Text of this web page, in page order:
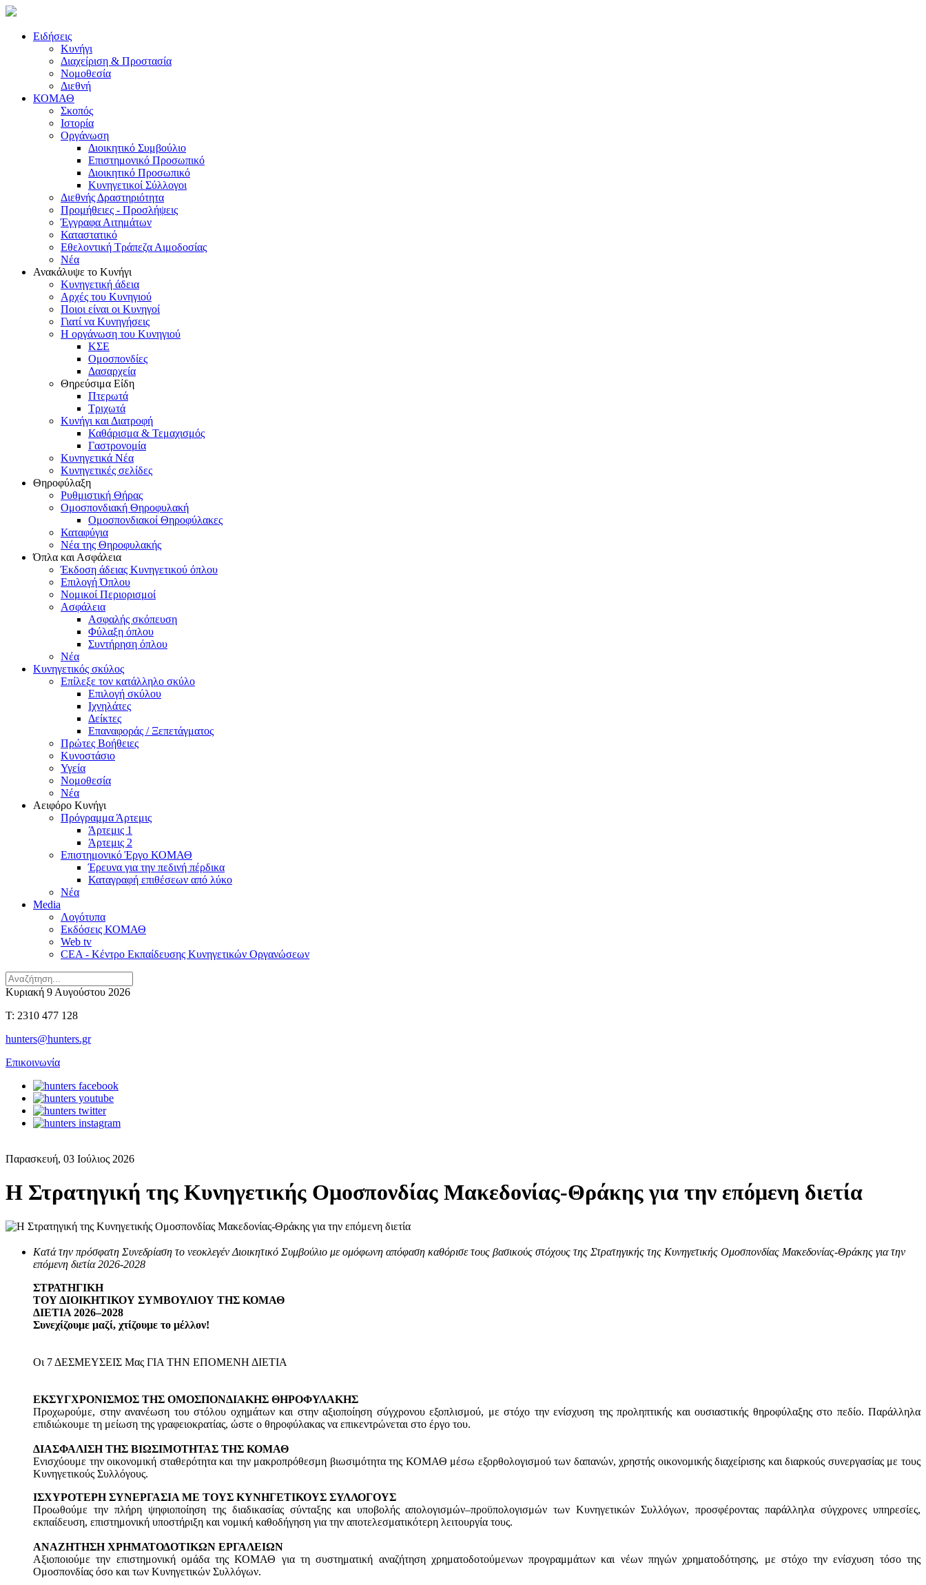
Ειδήσεις
Κυνήγι
Διαχείριση & Προστασία
Νομοθεσία
Διεθνή
ΚΟΜΑΘ
Σκοπός
Ιστορία
Οργάνωση
Διοικητικό Συμβούλιο
Επιστημονικό Προσωπικό
Διοικητικό Προσωπικό
Κυνηγετικοί Σύλλογοι
Διεθνής Δραστηριότητα
Προμήθειες - Προσλήψεις
Έγγραφα Αιτημάτων
Καταστατικό
Εθελοντική Τράπεζα Αιμοδοσίας
Νέα
Ανακάλυψε το Κυνήγι
Κυνηγετική άδεια
Αρχές του Κυνηγιού
Ποιοι είναι οι Κυνηγοί
Γιατί να Κυνηγήσεις
Η οργάνωση του Κυνηγιού
ΚΣΕ
Ομοσπονδίες
Δασαρχεία
Θηρεύσιμα Είδη
Πτερωτά
Τριχωτά
Κυνήγι και Διατροφή
Καθάρισμα & Τεμαχισμός
Γαστρονομία
Κυνηγετικά Νέα
Κυνηγετικές σελίδες
Θηροφύλαξη
Ρυθμιστική Θήρας
Ομοσπονδιακή Θηροφυλακή
Oμοσπονδιακοί Θηροφύλακες
Καταφύγια
Νέα της Θηροφυλακής
Όπλα και Ασφάλεια
Έκδοση άδειας Κυνηγετικού όπλου
Επιλογή Όπλου
Νομικοί Περιορισμοί
Ασφάλεια
Ασφαλής σκόπευση
Φύλαξη όπλου
Συντήρηση όπλου
Νέα
Κυνηγετικός σκύλος
Επίλεξε τον κατάλληλο σκύλο
Επιλογή σκύλου
Ιχνηλάτες
Δείκτες
Επαναφοράς / Ξεπετάγματος
Πρώτες Βοήθειες
Κυνοστάσιο
Υγεία
Νομοθεσία
Νέα
Αειφόρο Κυνήγι
Πρόγραμμα Άρτεμις
Άρτεμις 1
Άρτεμις 2
Επιστημονικό Έργο ΚΟΜΑΘ
Έρευνα για την πεδινή πέρδικα
Καταγραφή επιθέσεων από λύκο
Νέα
Media
Λογότυπα
Εκδόσεις ΚΟΜΑΘ
Web tv
CEA - Κέντρο Εκπαίδευσης Κυνηγετικών Οργανώσεων
Κυριακή 9 Αυγούστου 2026
T: 2310 477 128
hunters@hunters.gr
Επικοινωνία
Παρασκευή, 03 Ιούλιος 2026
Η Στρατηγική της Κυνηγετικής Ομοσπονδίας Μακεδονίας-Θράκης για την επόμενη διετία
Κατά την πρόσφατη Συνεδρίαση το νεοκλεγέν Διοικητικό Συμβούλιο με ομόφωνη απόφαση καθόρισε τους βασικούς στόχους της Στρατηγικής της Κυνηγετικής Ομοσπονδίας Μακεδονίας-Θράκης για την
επόμενη διετία 2026-2028
ΣΤΡΑΤΗΓΙΚΗ
ΤΟΥ ΔΙΟΙΚΗΤΙΚΟΥ ΣΥΜΒΟΥΛΙΟΥ ΤΗΣ ΚΟΜΑΘ
ΔΙΕΤΙΑ 2026–2028
Συνεχίζουμε μαζί, χτίζουμε το μέλλον!
Οι 7 ΔΕΣΜΕΥΣΕΙΣ Μας ΓΙΑ ΤΗΝ ΕΠΟΜΕΝΗ ΔΙΕΤΙΑ
ΕΚΣΥΓΧΡΟΝΙΣΜΟΣ ΤΗΣ ΟΜΟΣΠΟΝΔΙΑΚΗΣ ΘΗΡΟΦΥΛΑΚΗΣ
Προχωρούμε, στην ανανέωση του στόλου οχημάτων και στην αξιοποίηση σύγχρονου εξοπλισμού, με στόχο την ενίσχυση της προληπτικής και ουσιαστικής θηροφύλαξης στο πεδίο. Παράλληλα
επιδιώκουμε τη μείωση της γραφειοκρατίας, ώστε ο θηροφύλακας να επικεντρώνεται στο έργο του.
ΔΙΑΣΦΑΛΙΣΗ ΤΗΣ ΒΙΩΣΙΜΟΤΗΤΑΣ ΤΗΣ ΚΟΜΑΘ
Ενισχύουμε την οικονομική σταθερότητα και την μακροπρόθεσμη βιωσιμότητα της ΚΟΜΑΘ μέσω εξορθολογισμού των δαπανών, χρηστής οικονομικής διαχείρισης και διαρκούς συνεργασίας με τους
Κυνηγετικούς Συλλόγους.
ΙΣΧΥΡΟΤΕΡΗ ΣΥΝΕΡΓΑΣΙΑ ΜΕ ΤΟΥΣ ΚΥΝΗΓΕΤΙΚΟΥΣ ΣΥΛΛΟΓΟΥΣ
Προωθούμε την πλήρη ψηφιοποίηση της διαδικασίας σύνταξης και υποβολής απολογισμών–προϋπολογισμών των Κυνηγετικών Συλλόγων, προσφέροντας παράλληλα σύγχρονες υπηρεσίες,
εκπαίδευση, επιστημονική υποστήριξη και νομική καθοδήγηση για την αποτελεσματικότερη λειτουργία τους.
ΑΝΑΖΗΤΗΣΗ ΧΡΗΜΑΤΟΔΟΤΙΚΩΝ ΕΡΓΑΛΕΙΩΝ
Αξιοποιούμε την επιστημονική ομάδα της ΚΟΜΑΘ για τη συστηματική αναζήτηση χρηματοδοτούμενων προγραμμάτων και νέων πηγών χρηματοδότησης, με στόχο την ενίσχυση τόσο της
Ομοσπονδίας όσο και των Κυνηγετικών Συλλόγων.